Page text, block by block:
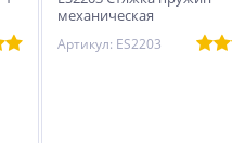
механическая
Артикул: ES2203